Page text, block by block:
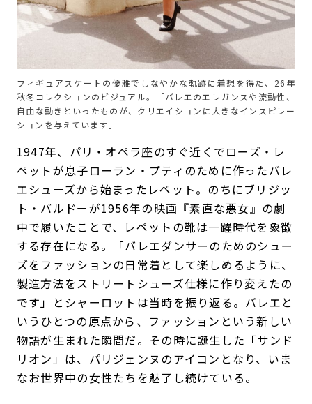
フィギュアスケートの優雅でしなやかな軌跡に着想を得た、26年
秋冬コレクションのビジュアル。「バレエのエレガンスや流動性、
自由な動きといったものが、クリエイションに大きなインスピレー
ションを与えています」
1947年、パリ・オペラ座のすぐ近くでローズ・レ
ペットが息子ローラン・プティのために作ったバレ
エシューズから始まったレペット。のちにブリジッ
ト・バルドーが1956年の映画『素直な悪女』の劇
中で履いたことで、レペットの靴は一躍時代を象徴
する存在になる。「バレエダンサーのためのシュー
ズをファッションの日常着として楽しめるように、
製造方法をストリートシューズ仕様に作り変えたの
です」とシャーロットは当時を振り返る。バレエと
いうひとつの原点から、ファッションという新しい
物語が生まれた瞬間だ。その時に誕生した「サンド
リオン」は、パリジェンヌのアイコンとなり、いま
なお世界中の女性たちを魅了し続けている。